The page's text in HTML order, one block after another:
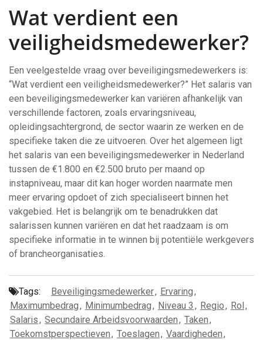
Wat verdient een
veiligheidsmedewerker?
Een veelgestelde vraag over beveiligingsmedewerkers is:
“Wat verdient een veiligheidsmedewerker?” Het salaris van
een beveiligingsmedewerker kan variëren afhankelijk van
verschillende factoren, zoals ervaringsniveau,
opleidingsachtergrond, de sector waarin ze werken en de
specifieke taken die ze uitvoeren. Over het algemeen ligt
het salaris van een beveiligingsmedewerker in Nederland
tussen de €1.800 en €2.500 bruto per maand op
instapniveau, maar dit kan hoger worden naarmate men
meer ervaring opdoet of zich specialiseert binnen het
vakgebied. Het is belangrijk om te benadrukken dat
salarissen kunnen variëren en dat het raadzaam is om
specifieke informatie in te winnen bij potentiële werkgevers
of brancheorganisaties.
Tags: Beveiligingsmedewerker, Ervaring,
Maximumbedrag, Minimumbedrag, Niveau 3 , Regio, Rol,
Salaris, Secundaire Arbeidsvoorwaarden, Taken,
Toekomstperspectieven, Toeslagen, Vaardigheden,